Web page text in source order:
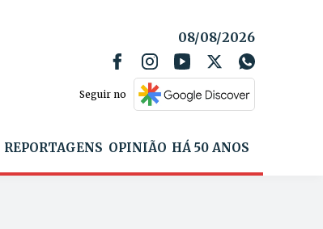
08/08/2026
Seguir no
REPORTAGENS OPINIÃO HÁ 50 ANOS